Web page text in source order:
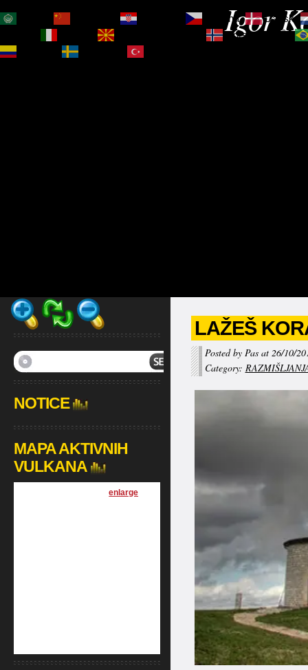
Igor
LAŽEŠ
Posted by Pas at 26/10/
Category:
NOTICE
MAPA AKTIVNIH
VULKANA
[enlarge
Čeština‎
Dansk
Norsk bokmål